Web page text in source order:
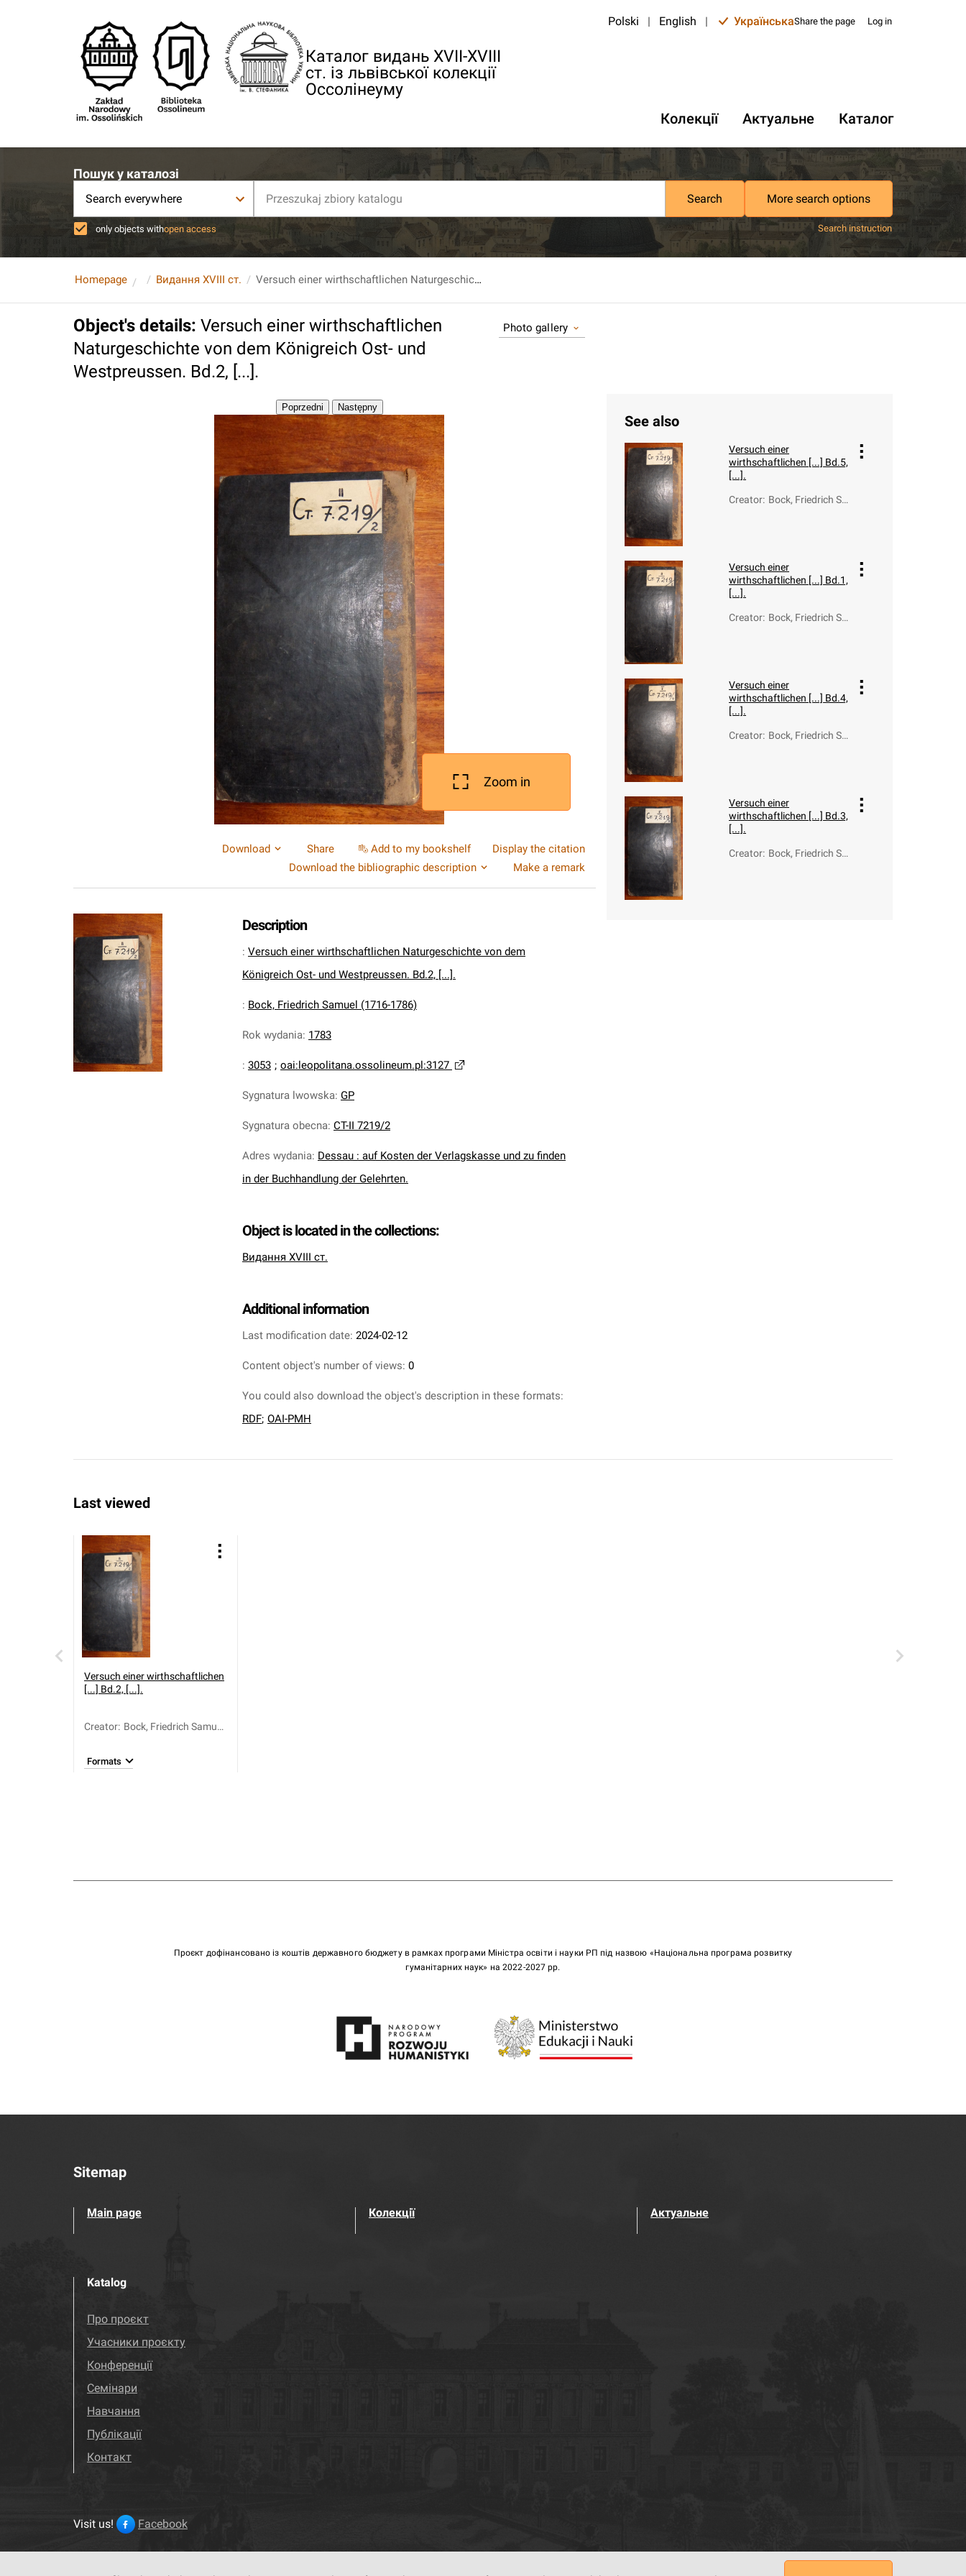
Каталог видань XVII-XVIII
ст. із львівської колекції
Оссолінеуму
Polski | English | УкраїнськаShare the page Log in
Колекції Актуальне Каталог
Пошук у каталозі
Search everywhere Search More search options
only objects withopen access Search instruction
Homepage Видання XVIII ст. Versuch einer wirthschaftlichen Naturgeschichte von dem Königreich Ost- und Westpreussen. Bd.2, [...].
Object's details: Versuch einer wirthschaftlichen
Naturgeschichte von dem Königreich Ost- und
Westpreussen. Bd.2, [...].
Photo gallery
Zoom in
Download Share Add to my bookshelf
Display the citation
Download the bibliographic description
Make a remark
Description
: Versuch einer wirthschaftlichen Naturgeschichte von dem
Königreich Ost- und Westpreussen. Bd.2, [...].
: Bock, Friedrich Samuel (1716-1786)
Rok wydania: 1783
: 3053 ; oai:leopolitana.ossolineum.pl:3127
Sygnatura lwowska: GP
Sygnatura obecna: CT-II 7219/2
Adres wydania: Dessau : auf Kosten der Verlagskasse und zu finden
in der Buchhandlung der Gelehrten.
Object is located in the collections:
Видання XVIII ст.
Additional information
Last modification date: 2024-02-12
Content object's number of views: 0
You could also download the object's description in these formats:
RDF; OAI-PMH
See also
Versuch einer
wirthschaftlichen [...] Bd.5,
[...].
Creator: Bock, Friedrich Sa
Versuch einer
wirthschaftlichen [...] Bd.1,
[...].
Creator: Bock, Friedrich Sa
Versuch einer
wirthschaftlichen [...] Bd.4,
[...].
Creator: Bock, Friedrich Sa
Versuch einer
wirthschaftlichen [...] Bd.3,
[...].
Creator: Bock, Friedrich Sa
Last viewed
Versuch einer wirthschaftlichen
[...] Bd.2, [...].
Creator: Bock, Friedrich Samuel
Formats
Проєкт дофінансовано із коштів державного бюджету в рамках програми Міністра освіти і науки РП під назвою «Національна програма розвитку
гуманітарних наук» на 2022-2027 рр.
Sitemap
Main page Колекції Актуальне
Katalog
Про проєкт
Учасники проєкту
Конференції
Семінари
Навчання
Публікації
Контакт
Visit us! Facebook